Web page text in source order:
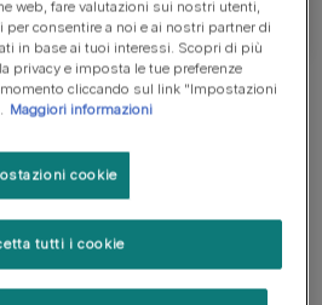
web, fare valutazioni sui nostri utenti,
consentire a noi e ai nostri partner di
in base ai tuoi interessi. Scopri di più
privacy e imposta le tue preferenze
cliccando sul link "Impostazioni
Maggiori informazioni
cookie
tutti i cookie